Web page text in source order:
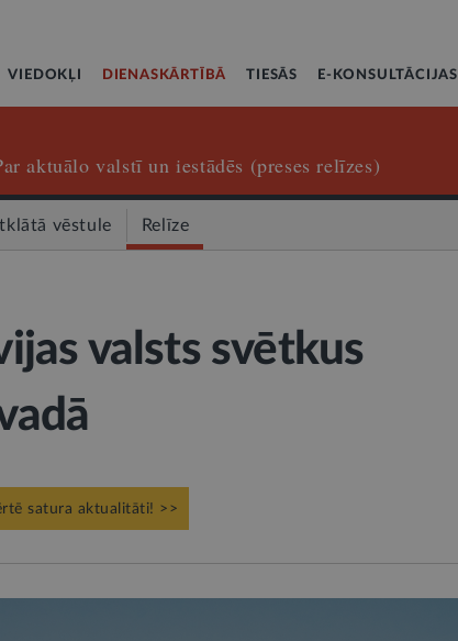
VIEDOKĻI DIENASKĀRTĪBĀ TIESĀS E-KONSULTĀCIJAS
aktuālo valstī un iestādēs (preses relīzes)
vēstule Relīze
valsts svētkus
satura aktualitāti! >>